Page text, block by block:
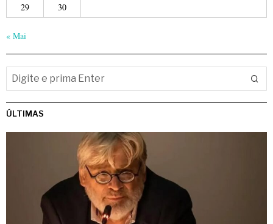
29 30
« Mai
ÚLTIMAS